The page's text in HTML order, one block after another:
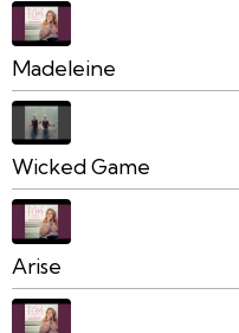
Madeleine
Wicked Game
Arise